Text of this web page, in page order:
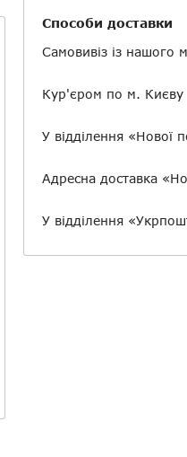
Способи доставки
Самовивіз із нашого
Кур'єром по м. Києву
У відділення «Нової
Адресна доставка
У відділення
Залишити відгук